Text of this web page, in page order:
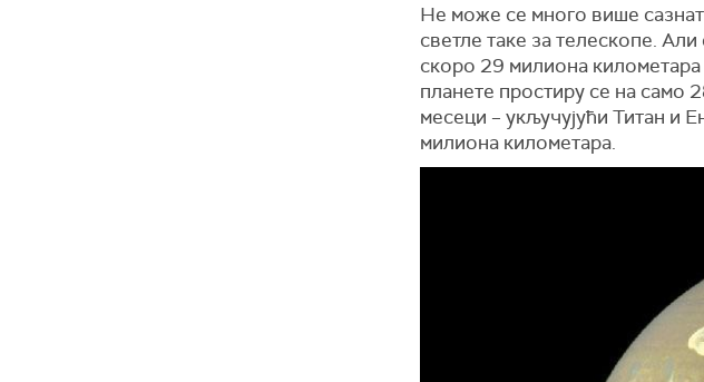
Не може се много више
светле таке за телескопе.
скоро 29 милиона
планете простиру се на само
месеци – укључујући Титан и
милиона километара.